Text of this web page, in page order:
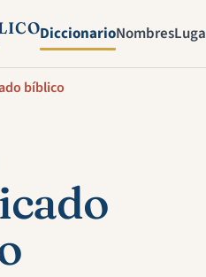
DiccionarioNombres
bíblico